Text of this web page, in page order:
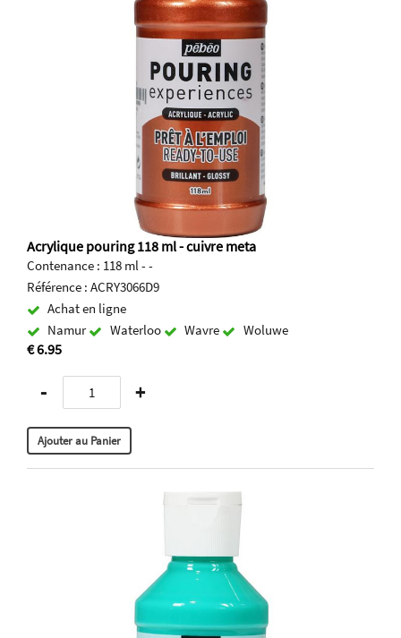
Acrylique pouring 118 ml - cuivre meta
Contenance : 118 ml - -
Référence : ACRY3066D9
Achat en ligne
Namur
Waterloo Wavre Woluwe
€ 6.95
- +